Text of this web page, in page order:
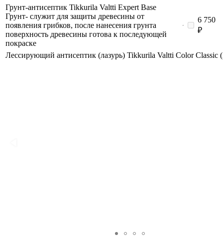
Грунт-антисептик Tikkurila Valtti Expert Base
Грунт- служит для защиты древесины от
появления грибков, после нанесения грунта
поверхность древесины готова к последующей
покраске
6 750
₽
Лессирующий антисептик (лазурь) Tikkurila Valtti Color Classic